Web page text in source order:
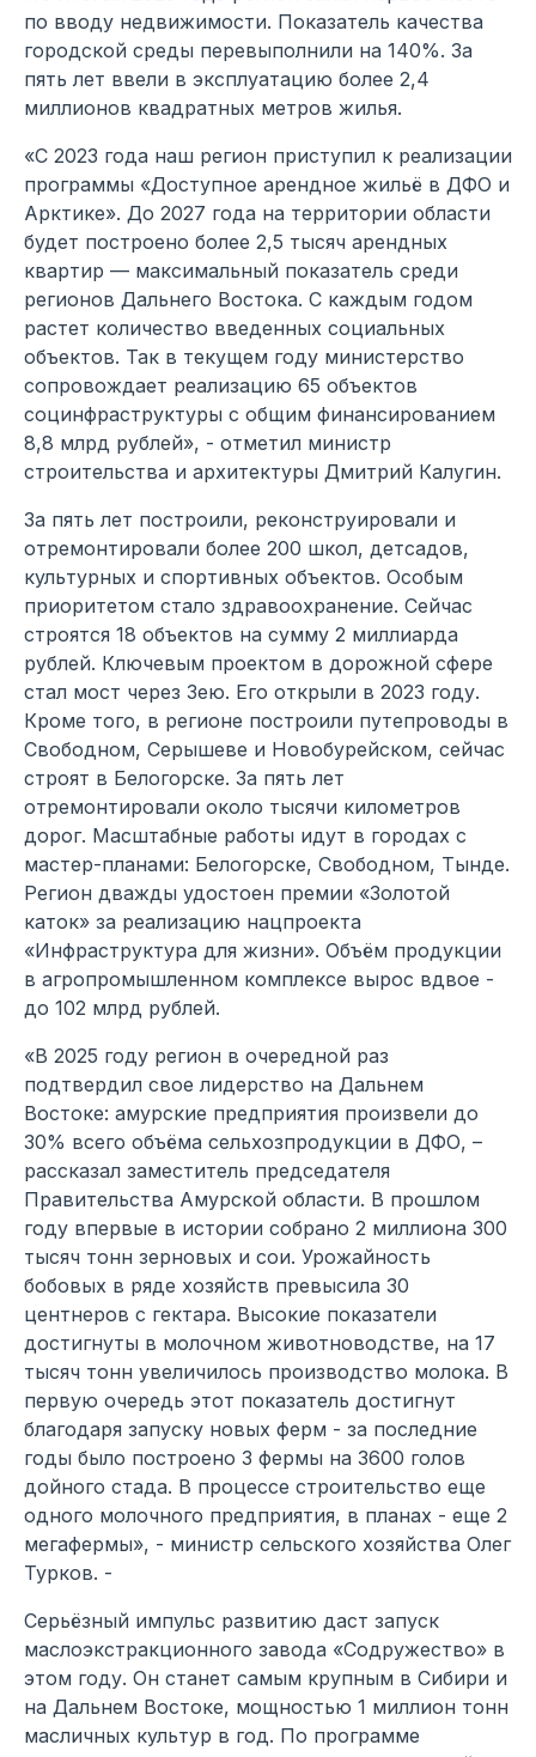
по вводу недвижимости. Показатель качества
городской среды перевыполнили на 140%. За
пять лет ввели в эксплуатацию более 2,4
миллионов квадратных метров жилья.
«С 2023 года наш регион приступил к реализации
программы «Доступное арендное жильё в ДФО и
Арктике». До 2027 года на территории области
будет построено более 2,5 тысяч арендных
квартир — максимальный показатель среди
регионов Дальнего Востока. С каждым годом
растет количество введенных социальных
объектов. Так в текущем году министерство
сопровождает реализацию 65 объектов
социнфраструктуры с общим финансированием
8,8 млрд рублей», - отметил министр
строительства и архитектуры Дмитрий Калугин.
За пять лет построили, реконструировали и
отремонтировали более 200 школ, детсадов,
культурных и спортивных объектов. Особым
приоритетом стало здравоохранение. Сейчас
строятся 18 объектов на сумму 2 миллиарда
рублей. Ключевым проектом в дорожной сфере
стал мост через Зею. Его открыли в 2023 году.
Кроме того, в регионе построили путепроводы в
Свободном, Серышеве и Новобурейском, сейчас
строят в Белогорске. За пять лет
отремонтировали около тысячи километров
дорог. Масштабные работы идут в городах с
мастер-планами: Белогорске, Свободном, Тынде.
Регион дважды удостоен премии «Золотой
каток» за реализацию нацпроекта
«Инфраструктура для жизни». Объём продукции
в агропромышленном комплексе вырос вдвое -
до 102 млрд рублей.
«В 2025 году регион в очередной раз
подтвердил свое лидерство на Дальнем
Востоке: амурские предприятия произвели до
30% всего объёма сельхозпродукции в ДФО, –
рассказал заместитель председателя
Правительства Амурской области. В прошлом
году впервые в истории собрано 2 миллиона 300
тысяч тонн зерновых и сои. Урожайность
бобовых в ряде хозяйств превысила 30
центнеров с гектара. Высокие показатели
достигнуты в молочном животноводстве, на 17
тысяч тонн увеличилось производство молока. В
первую очередь этот показатель достигнут
благодаря запуску новых ферм - за последние
годы было построено 3 фермы на 3600 голов
дойного стада. В процессе строительство еще
одного молочного предприятия, в планах - еще 2
мегафермы», - министр сельского хозяйства Олег
Турков. -
Серьёзный импульс развитию даст запуск
маслоэкстракционного завода «Содружество» в
этом году. Он станет самым крупным в Сибири и
на Дальнем Востоке, мощностью 1 миллион тонн
масличных культур в год. По программе